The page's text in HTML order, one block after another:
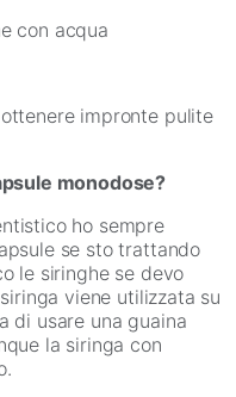
con acqua
impronte pulite
monodose?
ho sempre
se sto trattando
le siringhe se devo
viene utilizzata su
di usare una guaina
la siringa con